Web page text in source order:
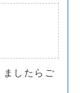
ましたらご